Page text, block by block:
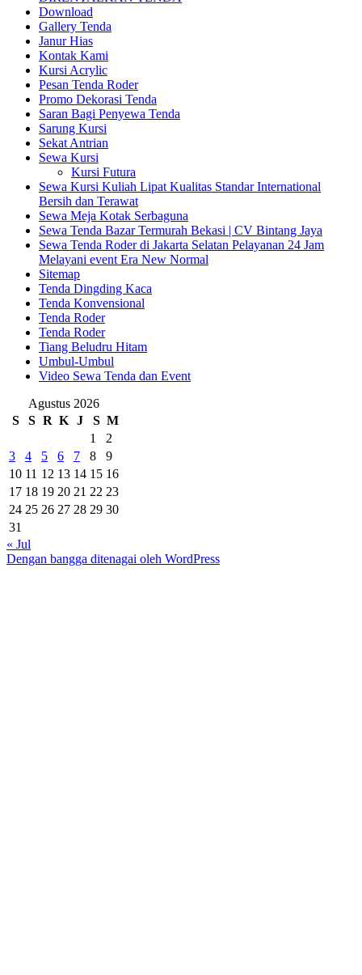
Download
Gallery Tenda
Janur Hias
Kontak Kami
Kursi Acrylic
Pesan Tenda Roder
Promo Dekorasi Tenda
Saran Bagi Penyewa Tenda
Sarung Kursi
Sekat Antrian
Sewa Kursi
Kursi Futura
Sewa Kursi Kuliah Lipat Kualitas Standar International
Bersih dan Terawat
Sewa Meja Kotak Serbaguna
Sewa Tenda Bazar Termurah Bekasi | CV Bintang Jaya
Sewa Tenda Roder di Jakarta Selatan Pelayanan 24 Jam
Melayani event Era New Normal
Sitemap
Tenda Dingding Kaca
Tenda Konvensional
Tenda Roder
Tenda Roder
Tiang Beludru Hitam
Umbul-Umbul
Video Sewa Tenda dan Event
Agustus 2026
S
S R K J S M
1
2
3
4 5 6 7 8
9
10 11 12 13 14 15 16
17 18 19 20 21 22 23
24 25 26 27 28 29 30
31
« Jul
Dengan bangga ditenagai oleh WordPress